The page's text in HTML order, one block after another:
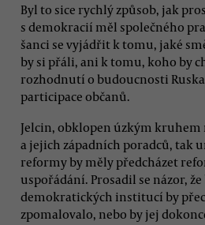
Byl to sice rychlý způsob, jak
s demokracií měl společného
šanci se vyjádřit k tomu, jaké
by si přáli, ani k tomu, koho by
rozhodnutí o budoucnosti
participace občanů.
Jelcin, obklopen úzkým
a jejich západních poradců, tak
reformy by měly předcházet
uspořádání. Prosadil se názor,
demokratických institucí by
zpomalovalo, nebo by jej